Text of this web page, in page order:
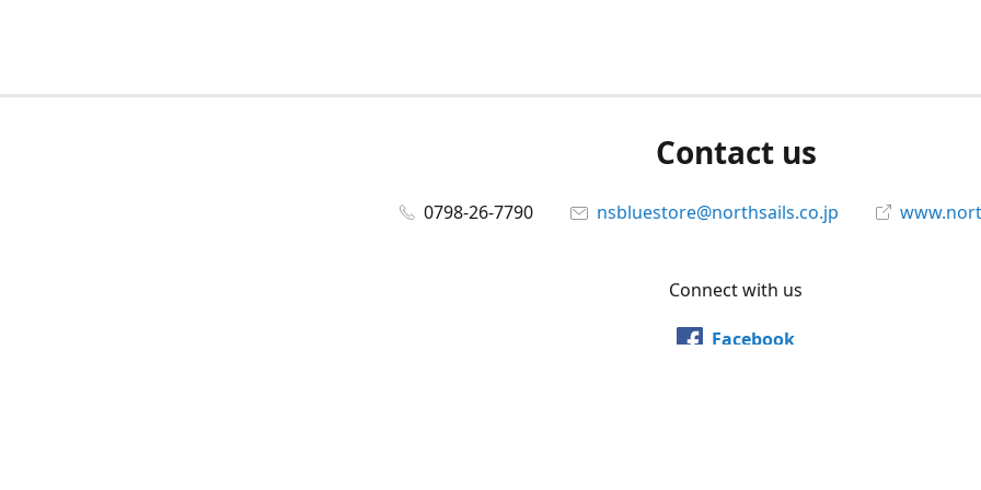
Contact us
0798-26-7790 nsbluestore@northsails.co.jp
Connect with us
Facebook